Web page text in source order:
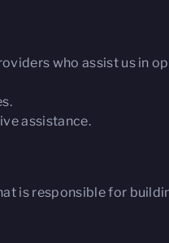
who assist us in
assistance.
is responsible for